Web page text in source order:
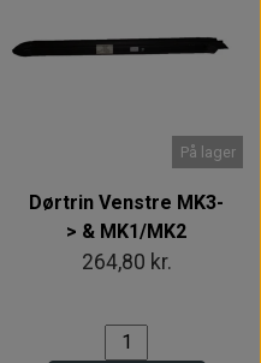
På lager
Dørtrin Venstre MK3-
> & MK1/MK2
264,80 kr.